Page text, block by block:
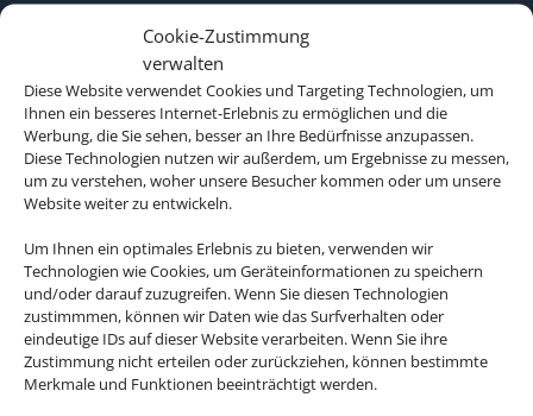
Cookie-Zustimmung
verwalten
Diese Website verwendet Cookies und Targeting Technologien, um
Ihnen ein besseres Internet-Erlebnis zu ermöglichen und die
Werbung, die Sie sehen, besser an Ihre Bedürfnisse anzupassen.
Diese Technologien nutzen wir außerdem, um Ergebnisse zu messen,
um zu verstehen, woher unsere Besucher kommen oder um unsere
Website weiter zu entwickeln.
Um Ihnen ein optimales Erlebnis zu bieten, verwenden wir
Technologien wie Cookies, um Geräteinformationen zu speichern
und/oder darauf zuzugreifen. Wenn Sie diesen Technologien
zustimmmen, können wir Daten wie das Surfverhalten oder
eindeutige IDs auf dieser Website verarbeiten. Wenn Sie ihre
Zustimmung nicht erteilen oder zurückziehen, können bestimmte
Merkmale und Funktionen beeinträchtigt werden.
Urlaubserfahrung.